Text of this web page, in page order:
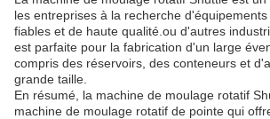
les entreprises à la recherche
fiables et de haute qualité.ou d'autres
est parfaite pour la fabrication d'un large
compris des réservoirs, des conteneurs et
grande taille.
En résumé, la machine de moulage rotatif
machine de moulage rotatif de pointe qui